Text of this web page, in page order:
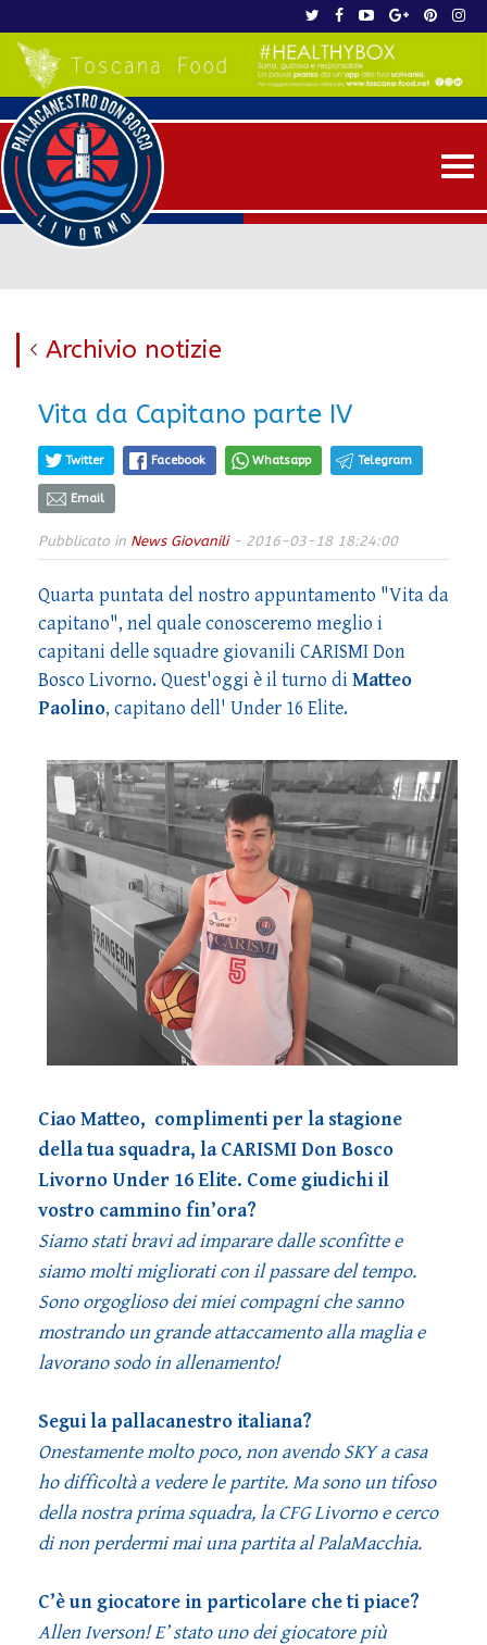
Archivio notizie
Vita da Capitano parte IV
Twitter Facebook Whatsapp Telegram
Email
Pubblicato in News Giovanili- 2016-03-18 18:24:00
Quarta puntata del nostro appuntamento "Vita da
capitano", nel quale conosceremo meglio i
capitani delle squadre giovanili CARISMI Don
Bosco Livorno. Quest'oggi è il turno di Matteo
Paolino, capitano dell' Under 16 Elite.
Ciao Matteo, complimenti per la stagione
della tua squadra, la CARISMI Don Bosco
Livorno Under 16 Elite. Come giudichi il
vostro cammino fin’ora?
Siamo stati bravi ad imparare dalle sconfitte e
siamo molti migliorati con il passare del tempo.
Sono orgoglioso dei miei compagni che sanno
mostrando un grande attaccamento alla maglia e
lavorano sodo in allenamento!
Segui la pallacanestro italiana?
Onestamente molto poco, non avendo SKY a casa
ho difficoltà a vedere le partite. Ma sono un tifoso
della nostra prima squadra, la CFG Livorno e cerco
di non perdermi mai una partita al PalaMacchia.
C’è un giocatore in particolare che ti piace?
Allen Iverson! E’ stato uno dei giocatore più